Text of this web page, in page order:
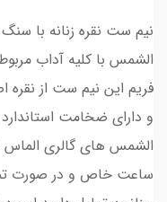
نیم ست نقره زنانه با
و دارای ضخامت
الشمس های گالری الماس
ساعت خاص و در صورت